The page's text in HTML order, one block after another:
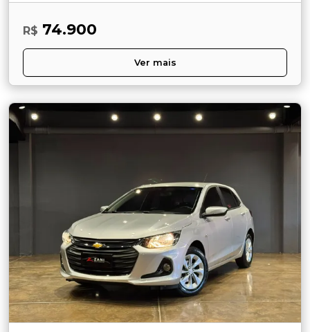
R$ 74.900
Ver mais